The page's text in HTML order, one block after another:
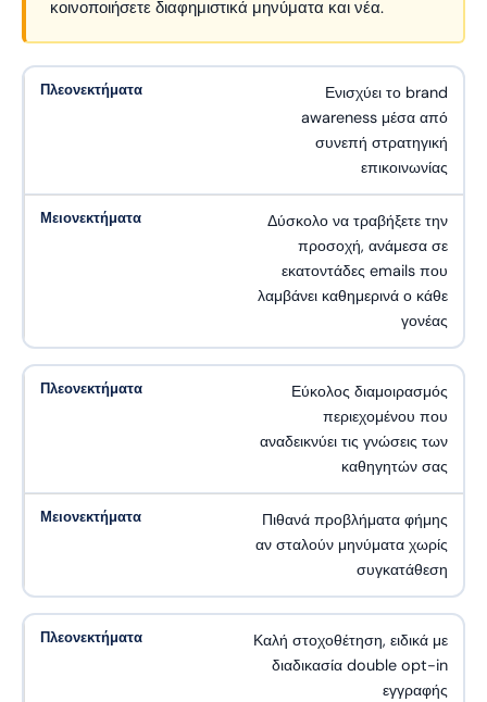
κοινοποιήσετε διαφημιστικά μηνύματα και νέα.
Ενισχύει το brand
awareness μέσα από
συνεπή στρατηγική
επικοινωνίας
Δύσκολο να τραβήξετε την
προσοχή, ανάμεσα σε
εκατοντάδες emails που
λαμβάνει καθημερινά ο κάθε
γονέας
Εύκολος διαμοιρασμός
περιεχομένου που
αναδεικνύει τις γνώσεις των
καθηγητών σας
Πιθανά προβλήματα φήμης
αν σταλούν μηνύματα χωρίς
συγκατάθεση
Καλή στοχοθέτηση, ειδικά με
διαδικασία double opt-in
εγγραφής